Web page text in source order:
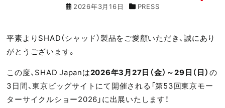
2026年3月16日 PRESS
平素よりSHAD（シャッド）製品をご愛顧いただき、誠にあり
がとうございます。
この度、SHAD Japanは2026年3月27日（金）～29日（日）の
3日間、東京ビッグサイトにて開催される「第53回東京モー
ターサイクルショー2026」に出展いたします！